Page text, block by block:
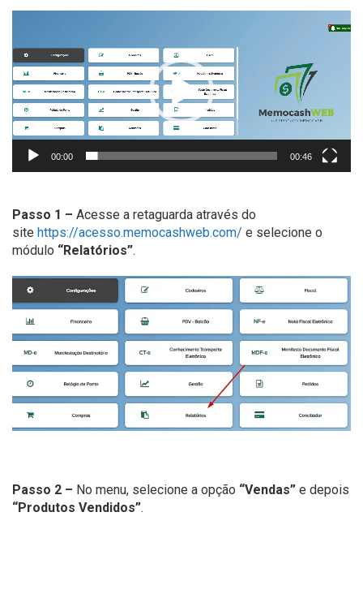
vídeo
00:00 00:46
Passo 1 – Acesse a retaguarda através do
site https://acesso.memocashweb.com/ e selecione o
módulo “Relatórios”.
Passo 2 – No menu, selecione a opção “Vendas” e depois
“Produtos Vendidos”.